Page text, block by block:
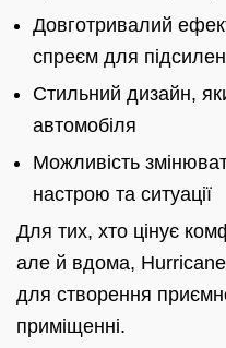
Довготривалий
спреєм для
Стильний дизайн,
автомобіля
Можливість
настрою та ситуації
Для тих, хто цінує
але й вдома,
для створення
приміщенні.